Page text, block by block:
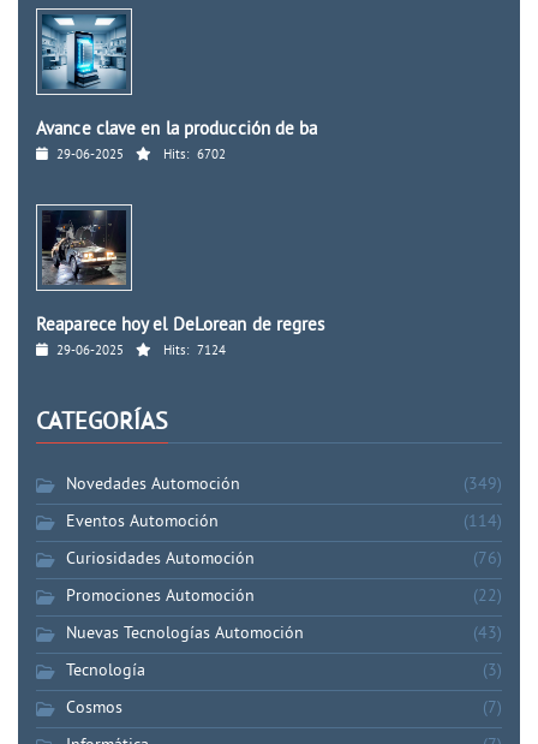
Avance clave en la producción de ba
29-06-2025 Hits: 6702
Reaparece hoy el DeLorean de regres
29-06-2025 Hits: 7124
CATEGORÍAS
Novedades Automoción
(349)
Eventos Automoción
(114)
Curiosidades Automoción
(76)
Promociones Automoción
(22)
Nuevas Tecnologías Automoción
(43)
Tecnología
(3)
Cosmos
(7)